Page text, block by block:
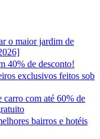
o maior jardim de
40% de desconto!
exclusivos feitos sob
com até 60% de
bairros e hotéis